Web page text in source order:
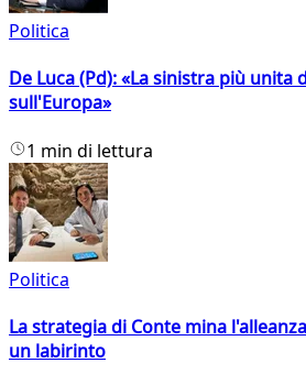
Politica
De Luca (Pd): «La sinistra più unita
sull'Europa»
1 min di lettura
Politica
La strategia di Conte mina
un labirinto